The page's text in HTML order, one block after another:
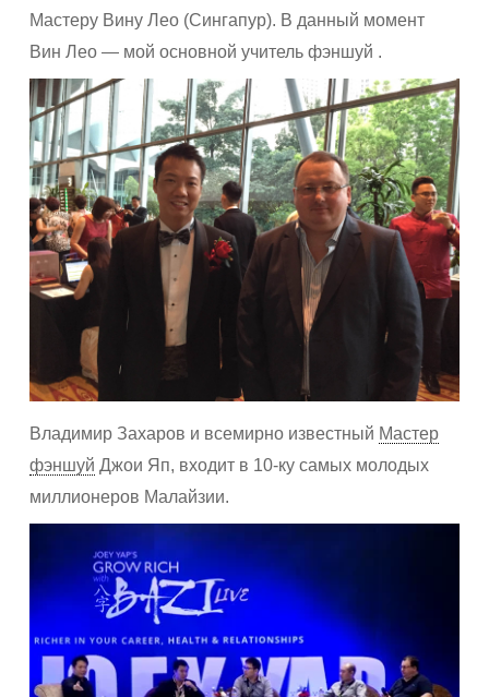
Мастеру Вину Лео (Сингапур). В данный момент
Вин Лео — мой основной учитель фэншуй .
Владимир Захаров и всемирно известный Мастер
фэншуй Джои Яп, входит в 10-ку самых молодых
миллионеров Малайзии.